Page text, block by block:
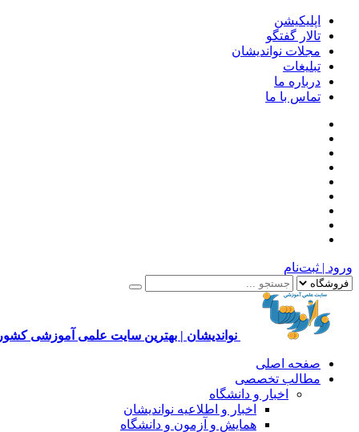
اپلیکیشن
تالار گفتگو
مجلات نواندیشان
تبلیغات
درباره ما
تماس با ما
ورود | ثبت‌نام
نواندیشان | بهترین سایت علمی آموزشی کشور
صفحه اصلی
مطالب تخصصی
اخبار و دانشگاه
اخبار و اطلاعیه نواندیشان
همایش و آزمون و دانشگاه